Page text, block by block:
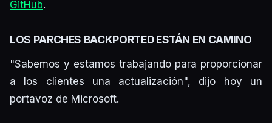
GitHub.
LOS PARCHES BACKPORTED ESTÁN EN CAMINO
"Sabemos y estamos trabajando para proporcionar
a los clientes una actualización", dijo hoy un
portavoz de Microsoft.